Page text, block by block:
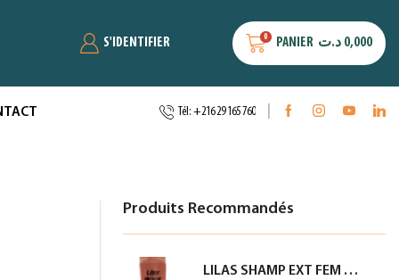
S'IDENTIFIER 0 PANIER 0,000 د.ت
Tél: +216 29 165 760
Produits Recommandés
LILAS SHAMP EXT FEM RACINE GP SECHE SAUMON 350ML